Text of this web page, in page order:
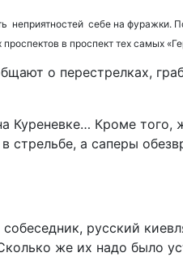
себе на фуражки.
в проспект тех самых
о перестрелках,
Кроме того,
а саперы
русский
же их надо было